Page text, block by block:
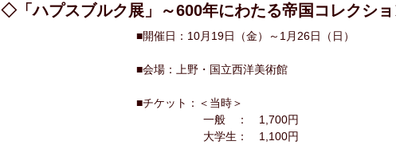
◇「ハプスブルク展」～600年にわたる帝国コレクショ
■開催日：10月19日（金）～1月26日（日）
■会場：上野・国立西洋美術館
■チケット：＜当時＞
一般 ： 1,700円
大学生： 1,100円